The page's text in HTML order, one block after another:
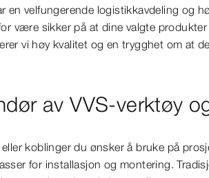
en velfungerende logistikkavdeling og
være sikker på at dine valgte produkter
vi høy kvalitet og en trygghet om at
av VVS-verktøy
koblinger du ønsker å bruke på
for installasjon og montering.